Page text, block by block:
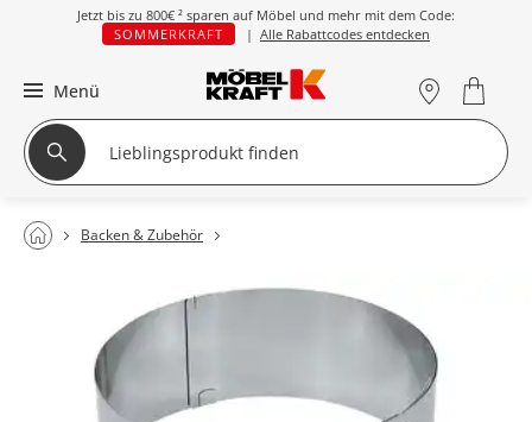
Jetzt bis zu 800€ ² sparen auf Möbel und mehr mit dem Code:
SOMMERKRAFT
| Alle Rabattcodes entdecken
Menü
Backen & Zubehör